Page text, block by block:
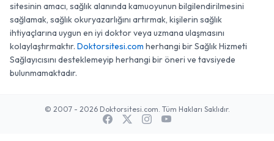
sitesinin amacı, sağlık alanında kamuoyunun bilgilendirilmesini
sağlamak, sağlık okuryazarlığını artırmak, kişilerin sağlık
ihtiyaçlarına uygun en iyi doktor veya uzmana ulaşmasını
kolaylaştırmaktır. Doktorsitesi.com herhangi bir Sağlık Hizmeti
Sağlayıcısını desteklemeyip herhangi bir öneri ve tavsiyede
bulunmamaktadır.
© 2007 - 2026 Doktorsitesi.com. Tüm Hakları Saklıdır.